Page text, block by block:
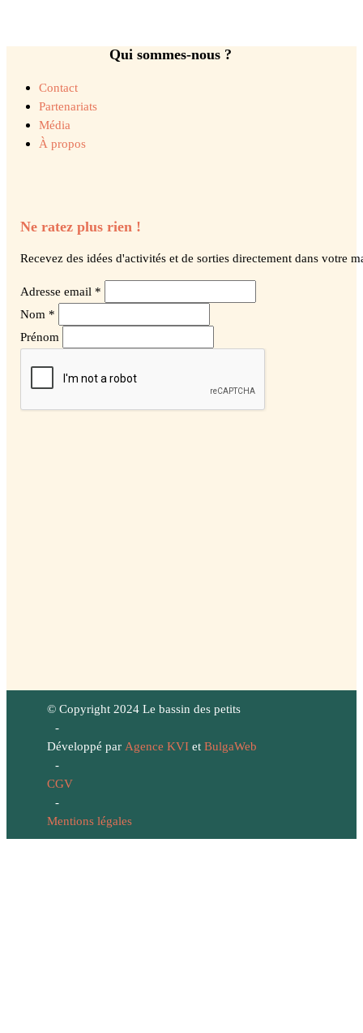
Qui sommes-nous ?
Contact
Partenariats
Média
À propos
Ne ratez plus rien !
Recevez des idées d'activités et de sorties directement dans votre
Adresse email *
Nom *
Prénom
© Copyright 2024 Le bassin des petits
-
Développé par Agence KVIet BulgaWeb
-
CGV
-
Mentions légales